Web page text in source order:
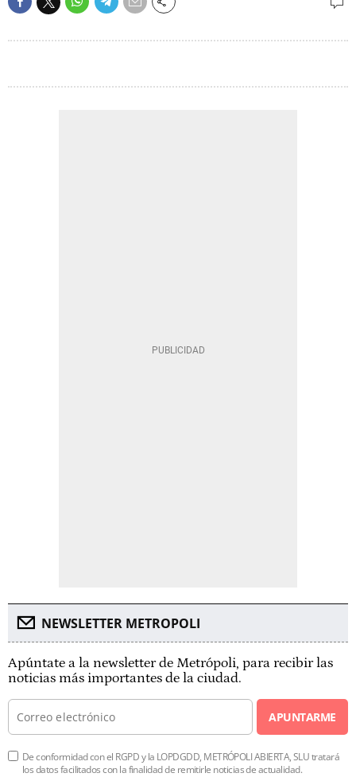
NEWSLETTER METROPOLI
Apúntate a la newsletter de Metrópoli, para recibir las
noticias más importantes de la ciudad.
APUNTARME
De conformidad con el RGPD y la LOPDGDD, METRÓPOLI ABIERTA, SLU tratará
los datos facilitados con la finalidad de remitirle noticias de actualidad.